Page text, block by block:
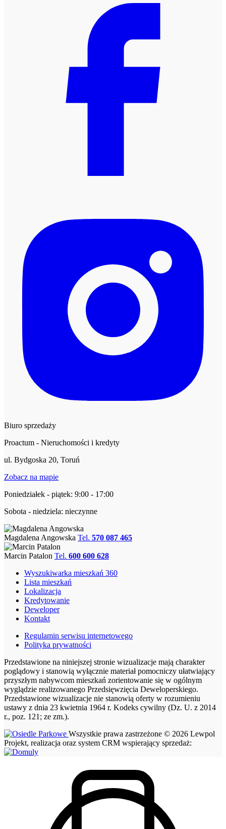
Biuro sprzedaży
Proactum - Nieruchomości i kredyty
ul. Bydgoska 20, Toruń
Zobacz na mapie
Poniedziałek - piątek: 9:00 - 17:00
Sobota - niedziela: nieczynne
Magdalena Angowska Tel. 570 087 465
Marcin Patalon Tel. 600 600 628
Wyszukiwarka mieszkań 360
Lista mieszkań
Lokalizacja
Kredytowanie
Deweloper
Kontakt
Regulamin serwisu internetowego
Polityka prywatności
Przedstawione na niniejszej stronie wizualizacje mają charakter
poglądowy i stanowią wyłącznie materiał pomocniczy ułatwiający
przyszłym nabywcom mieszkań zorientowanie się w ogólnym
wyglądzie realizowanego Przedsięwzięcia Deweloperskiego.
Przedstawione wizualizacje nie stanowią oferty w rozumieniu
ustawy z dnia 23 kwietnia 1964 r. Kodeks cywilny (Dz. U. z 2014
r., poz. 121; ze zm.).
Wszystkie prawa zastrzeżone © 2026 Lewpol
Projekt, realizacja oraz system CRM wspierający sprzedaż: